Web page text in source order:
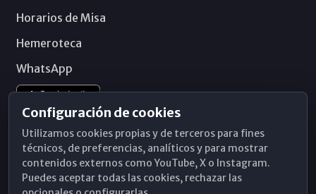
Horarios de Misa
Hemeroteca
WhatsApp
Configuración de cookies
Utilizamos cookies propias y de terceros para fines
técnicos, de preferencias, analíticos y para mostrar
contenidos externos como YouTube, X o Instagram.
Puedes aceptar todas las cookies, rechazar las